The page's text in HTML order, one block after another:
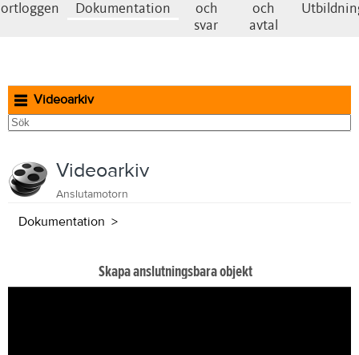
Dokumentation
och
svar
och
avtal
Videoarkiv
Videoarkiv
Anslutamotorn
Dokumentation
Skapa anslutningsbara objekt